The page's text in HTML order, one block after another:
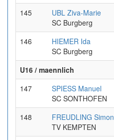
145
UBL Ziva-Marie
SC Burgberg
146
HIEMER Ida
SC Burgberg
U16 / maennlich
147
SPIESS Manuel
SC SONTHOFEN
148
FREUDLING Simon
TV KEMPTEN